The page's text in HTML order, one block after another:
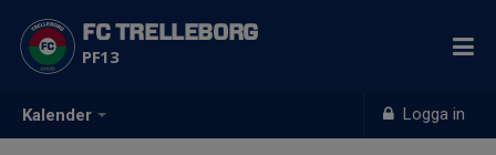
Kalender Logga in
FC TRELLEBORG
PF13